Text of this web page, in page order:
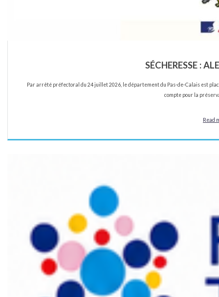
SÉCHERESSE :
Par arrêté préfectoral du 24 juillet 2026, le département du Pas-de-Calais est
compte pour la
Read